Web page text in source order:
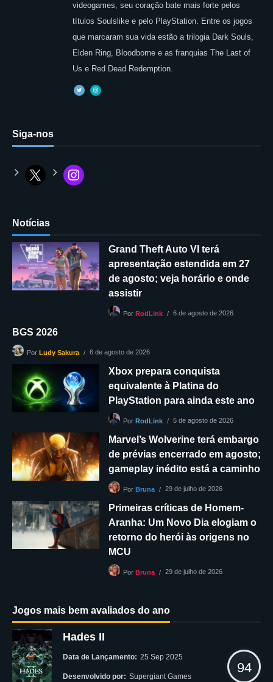
videogames, seu coração bate mais forte pelos
títulos Soulslike e pelo PlayStation. Entre os jogos
que marcaram sua vida estão a trilogia Dark Souls,
Elden Ring, Bloodborne e as franquias The Last of
Us e Red Dead Redemption.
Siga-nos
Notícias
Grand Theft Auto VI terá
apresentação estendida em 27
de agosto; veja horário e onde
assistir
Por RodLink 6 de agosto de 2026
BGS 2026
Por Ludy Sakura 6 de agosto de 2026
Xbox prepara conquista
equivalente à Platina do
PlayStation para ainda este ano
Por RodLink 5 de agosto de 2026
Marvel’s Wolverine terá embargo
de prévias encerrado em agosto;
gameplay inédito está a caminho
Por Bruna 29 de julho de 2026
Primeiras críticas de Homem-
Aranha: Um Novo Dia elogiam o
retorno do herói às origens no
MCU
Por Bruna 29 de julho de 2026
Jogos mais bem avaliados do ano
Hades II
Data de Lançamento: 25 Sep 2025
Desenvolvido por: Supergiant Games
94